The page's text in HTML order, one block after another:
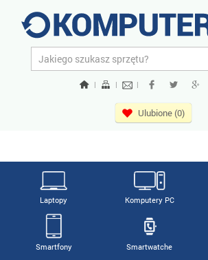
| | |
Ulubione (0)
Laptopy Komputery PC
Smartfony Smartwatche